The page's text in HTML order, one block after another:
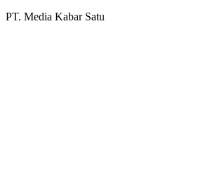
PT. Media Kabar Satu